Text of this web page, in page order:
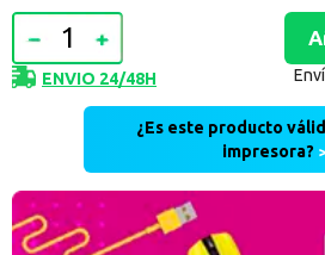
ENVIO 24/48H
¿Es este producto
impresora?